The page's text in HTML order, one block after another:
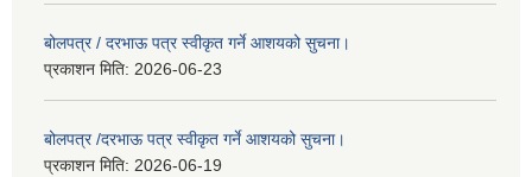
बोलपत्र / दरभाऊ पत्र स्वीकृत गर्ने आशयको सुचना।
प्रकाशन मिति: 2026-06-23
बोलपत्र /दरभाऊ पत्र स्वीकृत गर्ने आशयको सुचना।
प्रकाशन मिति: 2026-06-19